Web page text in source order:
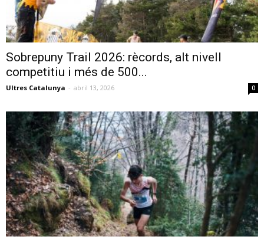
Sobrepuny Trail 2026: rècords, alt nivell
competitiu i més de 500...
Ultres Catalunya - abril 13, 2026 0